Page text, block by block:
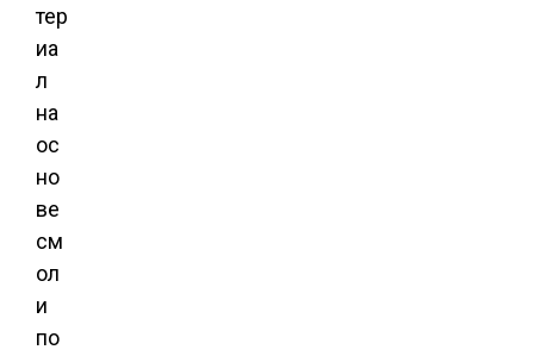
тер
иа
л
на
ос
но
ве
см
ол
и
по